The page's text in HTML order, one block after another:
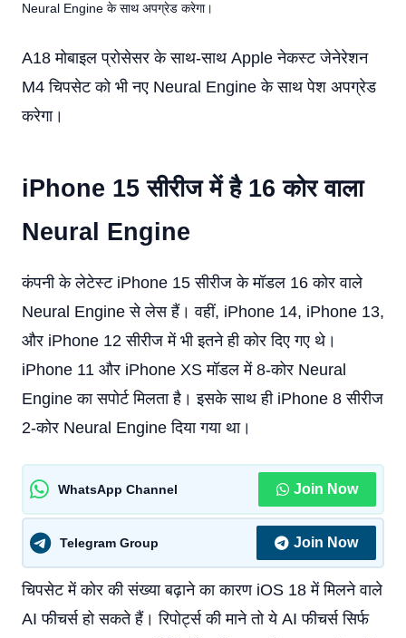
Neural Engine के साथ अपग्रेड करेगा।
A18 मोबाइल प्रोसेसर के साथ-साथ Apple नेकस्ट जेनेरेशन
M4 चिपसेट को भी नए Neural Engine के साथ पेश अपग्रेड
करेगा।
iPhone 15 सीरीज में है 16 कोर वाला
Neural Engine
कंपनी के लेटेस्ट iPhone 15 सीरीज के मॉडल 16 कोर वाले
Neural Engine से लेस हैं। वहीं, iPhone 14, iPhone 13,
और iPhone 12 सीरीज में भी इतने ही कोर दिए गए थे।
iPhone 11 और iPhone XS मॉडल में 8-कोर Neural
Engine का सपोर्ट मिलता है। इसके साथ ही iPhone 8 सीरीज
2-कोर Neural Engine दिया गया था।
WhatsApp Channel Join Now
Telegram Group Join Now
चिपसेट में कोर की संख्या बढ़ाने का कारण iOS 18 में मिलने वाले
AI फीचर्स हो सकते हैं। रिपोर्ट्स की माने तो ये AI फीचर्स सिर्फ